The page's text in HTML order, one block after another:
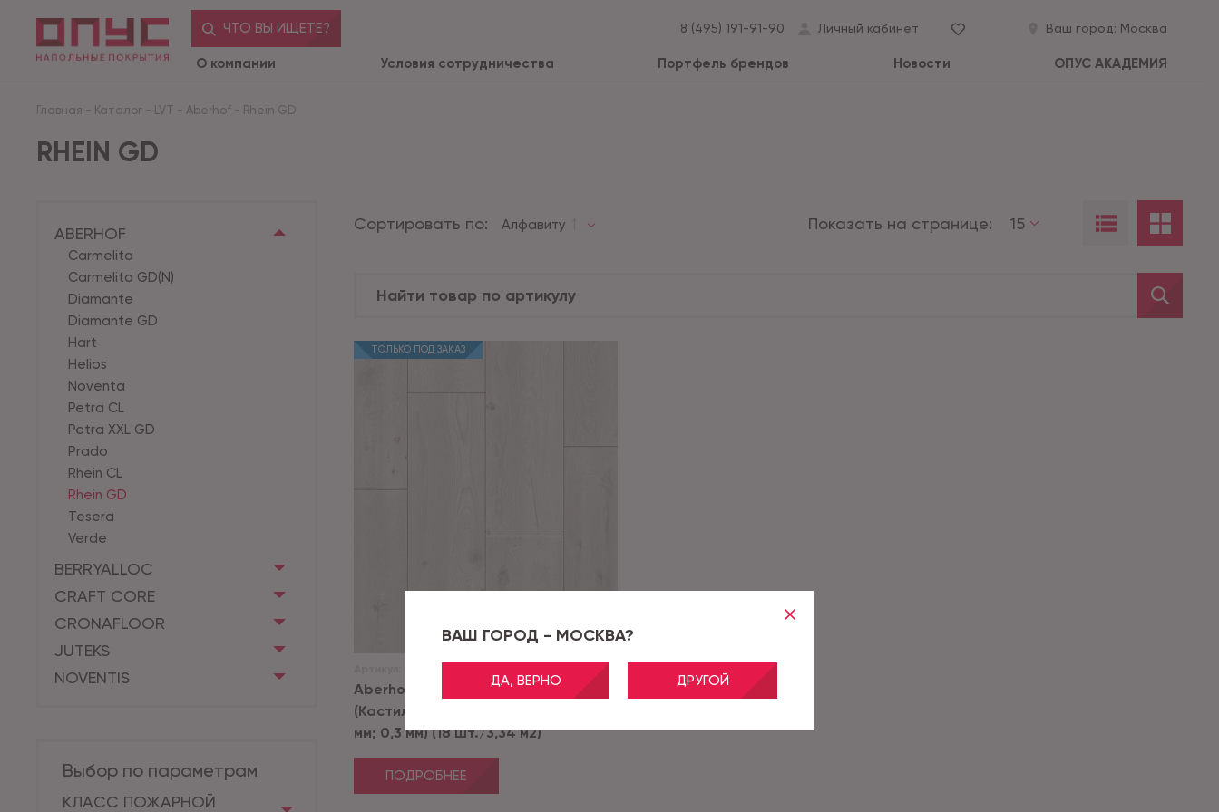
ВАШ ГОРОД - МОСКВА?
ДА, ВЕРНО ДРУГОЙ
ЧТО ВЫ ИЩЕТЕ? 8 (495) 191-91-90 Личный кабинет Ваш город: Москва
О компании Условия сотрудничества Портфель брендов Новости ОПУС АКАДЕМИЯ
Главная - Каталог - LVT - Aberhof - Rhein GD
RHEIN GD
ABERHOF
Carmelita
Carmelita GD(N)
Diamante
Diamante GD
Hart
Helios
Noventa
Petra CL
Petra XXL GD
Prado
Rhein CL
Rhein GD
Tesera
Verde
BERRYALLOC
CRAFT CORE
CRONAFLOOR
JUTEKS
NOVENTIS
Выбор по параметрам
КЛАСС ПОЖАРНОЙ
Сортировать по: Алфавиту Показать на странице: 15
ТОЛЬКО ПОД ЗАКАЗ
Aberhof Rhein GD Castilia
(Кастилья) 1907 (1219,2x152,4 мм; 2
мм; 0,3 мм) (18 шт./3,34 м2)
ПОДРОБНЕЕ